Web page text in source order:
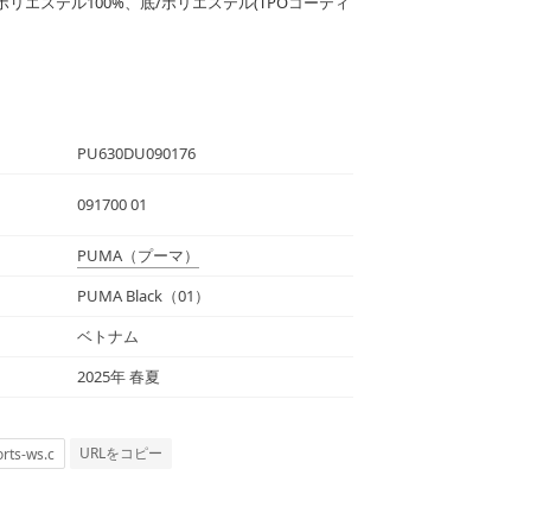
PU630DU090176
091700 01
PUMA （プーマ）
PUMA Black（01）
ベトナム
2025年 春夏
URLをコピー